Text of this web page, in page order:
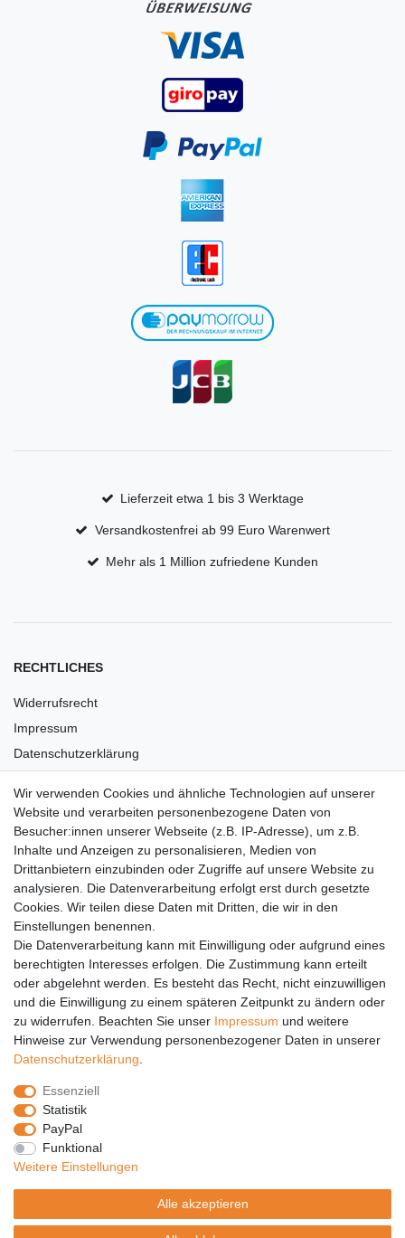
Lieferzeit etwa 1 bis 3 Werktage
Versandkostenfrei ab 99 Euro Warenwert
Mehr als 1 Million zufriedene Kunden
RECHTLICHES
Widerrufsrecht
Impressum
Datenschutzerklärung
Versandkosten
Barrierefreiheit
Anleitungen
Vertrag widerrufen
PARTNER
DHL
GLS
PaketPLUS
SPONSORING
Malchower SV 90
Malchower Wölfe
ZERTIFIKATE
Händlerbund
Trusted Shops
Wir verwenden Cookies und ähnliche Technologien auf unserer
Website und verarbeiten personenbezogene Daten von
Besucher:innen unserer Webseite (z.B. IP-Adresse), um z.B.
Inhalte und Anzeigen zu personalisieren, Medien von
Drittanbietern einzubinden oder Zugriffe auf unsere Website zu
analysieren. Die Datenverarbeitung erfolgt erst durch gesetzte
Cookies. Wir teilen diese Daten mit Dritten, die wir in den
Einstellungen benennen.
Die Datenverarbeitung kann mit Einwilligung oder aufgrund eines
berechtigten Interesses erfolgen. Die Zustimmung kann erteilt
oder abgelehnt werden. Es besteht das Recht, nicht einzuwilligen
und die Einwilligung zu einem späteren Zeitpunkt zu ändern oder
zu widerrufen. Beachten Sie unser Impressum und weitere
Hinweise zur Verwendung personenbezogener Daten in unserer
Daten­schutz­erklärung
Essenziell
Statistik
PayPal
Funktional
Weitere Einstellungen
Alle akzeptieren